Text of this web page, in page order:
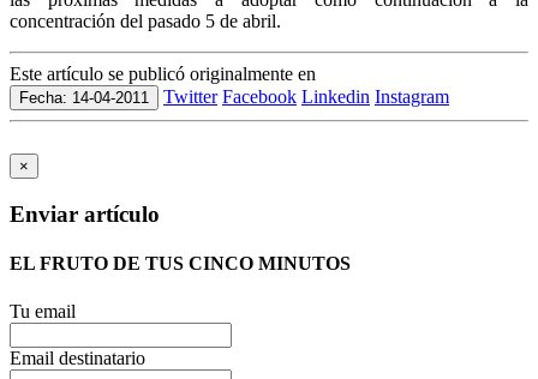
concentración del pasado 5 de abril.
Este artículo se publicó originalmente en
Fecha: 14-04-2011 Twitter Facebook Linkedin Instagram
×
Enviar artículo
EL FRUTO DE TUS CINCO MINUTOS
Tu email
Email destinatario